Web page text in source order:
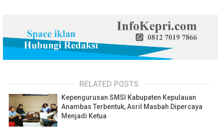
RELATED POSTS
Kepengurusan SMSI Kabupaten Kepulauan
Anambas Terbentuk, Asril Masbah Dipercaya
Menjadi Ketua